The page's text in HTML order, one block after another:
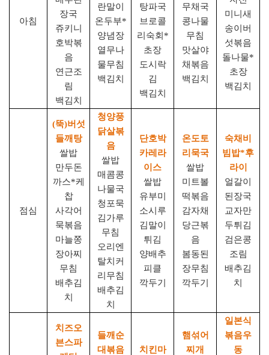
아침
장국
쥬키니
호박볶
음
연근조
림
백김치
란말이
온두부*
양념장
열무나
물무침
백김치
탕파국
브로콜
리숙회 *
초장
도시락
김
백김치
무채국
콩나물
무침
맛살야
채볶음
백김치
미니새
송이버
섯볶음
돌나물*
초장
백김치
점심
(뚝)버섯
들깨탕
쌀밥
만두돈
까스*케
찹
사각어
묵볶음
마늘쫑
장아찌
무침
배추김
치
청양풍
닭살볶
음
쌀밥
매콤콩
나물국
청포묵
김가루
무침
오리엔
탈치커
리무침
배추김
치
단호박
카레라
이스
쌀밥
유부미
소시루
김말이
튀김
양배추
피클
깍두기
온도토
리묵국
쌀밥
미트볼
떡볶음
감자채
당근볶
음
봄동된
장무침
깍두기
숙채비
빔밥*후
라이
얼갈이
된장국
교자만
두튀김
검은콩
조림
배추김
치
치즈오
븐스파
들깨순
대볶음
치킨마
햄섞어
찌개
일본식
볶음우
동